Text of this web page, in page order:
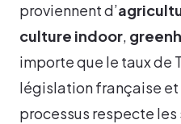
proviennent d’
culture indoor,
importe que le taux de
législation française et
processus respecte